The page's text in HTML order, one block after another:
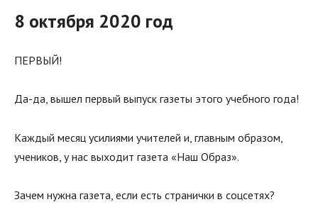
8 октября 2020 год
ПЕРВЫЙ!
Да-да, вышел первый выпуск газеты этого учебного года!
Каждый месяц усилиями учителей и, главным образом,
учеников, у нас выходит газета «Наш Образ».
Зачем нужна газета, если есть странички в соцсетях?